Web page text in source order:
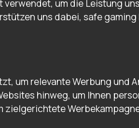
um die Leistung
uns dabei, safe
um relevante Werbung
hinweg, um Ihnen